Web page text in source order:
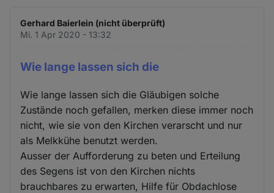
Gerhard Baierlein (nicht überprüft)
Mi. 1 Apr 2020 - 13:32
Wie lange lassen sich die
Wie lange lassen sich die Gläubigen solche
Zustände noch gefallen, merken diese immer noch
nicht, wie sie von den Kirchen verarscht und nur
als Melkkühe benutzt werden.
Ausser der Aufforderung zu beten und Erteilung
des Segens ist von den Kirchen nichts
brauchbares zu erwarten, Hilfe für Obdachlose